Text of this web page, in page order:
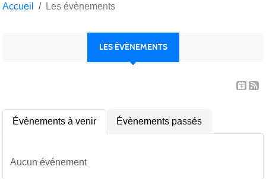
Accueil Les évènements
LES ÉVÈNEMENTS
Évènements à venir Évènements passés
Aucun événement